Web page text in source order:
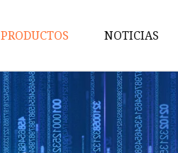
PRODUCTOS
Caja de fusibles
Fusible automático
Fusible
NOTICIAS